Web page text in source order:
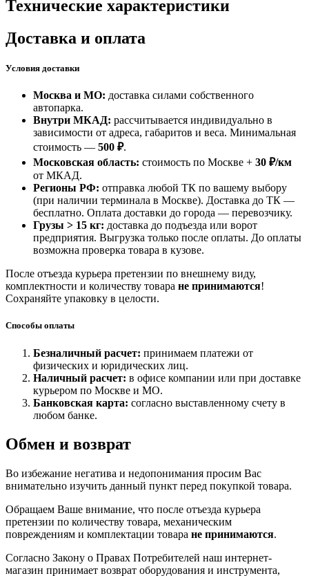
Технические характеристики
Доставка и оплата
Условия доставки
Москва и МО: доставка силами собственного
автопарка.
Внутри МКАД: рассчитывается индивидуально в
зависимости от адреса, габаритов и веса. Минимальная
стоимость — 500 ₽.
Московская область: стоимость по Москве + 30 ₽/км
от МКАД.
Регионы РФ: отправка любой ТК по вашему выбору
(при наличии терминала в Москве). Доставка до ТК —
бесплатно. Оплата доставки до города — перевозчику.
Грузы > 15 кг: доставка до подъезда или ворот
предприятия. Выгрузка только после оплаты. До оплаты
возможна проверка товара в кузове.
После отъезда курьера претензии по внешнему виду,
комплектности и количеству товара не принимаются!
Сохраняйте упаковку в целости.
Способы оплаты
Безналичный расчет: принимаем платежи от
физических и юридических лиц.
Наличный расчет: в офисе компании или при доставке
курьером по Москве и МО.
Банковская карта: согласно выставленному счету в
любом банке.
Обмен и возврат
Во избежание негатива и недопонимания просим Вас
внимательно изучить данный пункт перед покупкой товара.
Обращаем Ваше внимание, что после отъезда курьера
претензии по количеству товара, механическим
повреждениям и комплектации товара не принимаются.
Согласно Закону о Правах Потребителей наш интернет-
магазин принимает возврат оборудования и инструмента,